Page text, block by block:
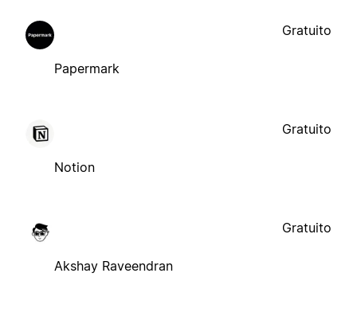
Papermark
Gratuito
Notion
Gratuito
Akshay Raveendran
Gratuito